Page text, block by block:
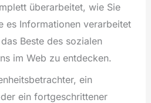
überarbeitet, wie Sie
es Informationen verarbeitet
Beste des sozialen
im Web zu entdecken.
ein
ein fortgeschrittener